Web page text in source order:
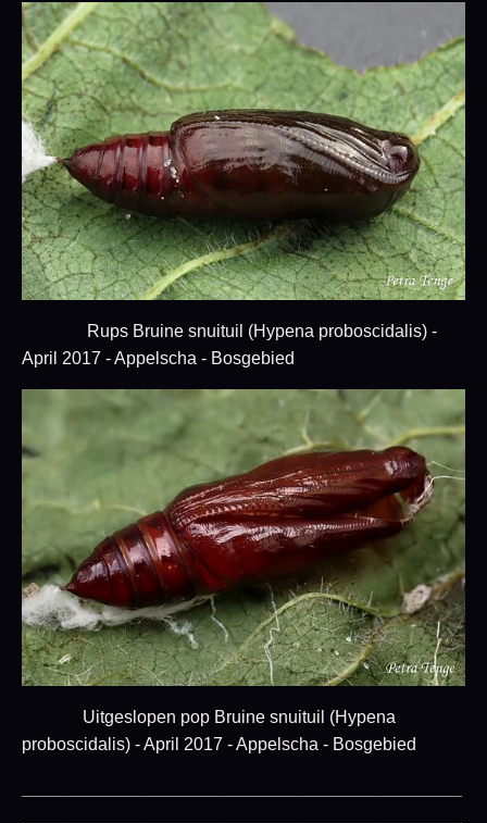
Rups Bruine snuituil (Hypena proboscidalis) -
April 2017 - Appelscha - Bosgebied
Uitgeslopen pop Bruine snuituil (Hypena
proboscidalis) - April 2017 - Appelscha - Bosgebied